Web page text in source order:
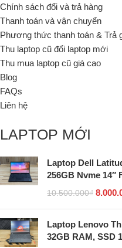
Chính sách đổi và trả hàng
Thanh toán và vận chuyển
Phương thức thanh toán & Trả
Thu laptop cũ đổi laptop mới
Thu mua laptop cũ giá cao
Blog
FAQs
Liên hệ
LAPTOP MỚI
Laptop Dell
256GB Nvme 14″
10.500.000₫
Laptop Lenovo
32GB RAM, SSD